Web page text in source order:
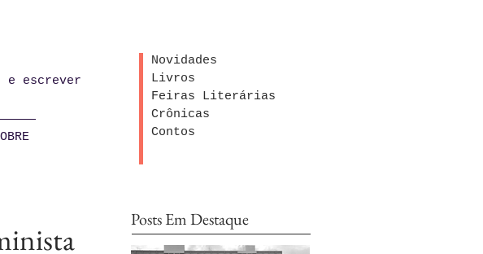
e escrever
Novidades
Livros
Feiras Literárias
Crônicas
Contos
Posts Em Destaque